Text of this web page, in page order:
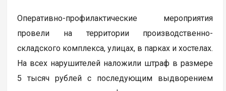
Оперативно-профилактические мероприятия
провели на территории производственно-
складского комплекса, улицах, в парках и хостелах.
На всех нарушителей наложили штраф в размере
5 тысяч рублей с последующим выдворением